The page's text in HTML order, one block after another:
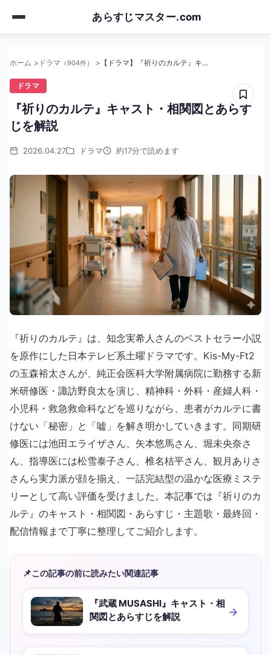
content
あらすじマスター.com
ホーム ドラマ （904件） 【ドラマ】『祈りのカルテ』キャスト・相関図とあらすじを解説
ドラマ
『祈りのカルテ』キャスト・相関図とあらす
じを解説
2026.04.27 ドラマ 約17分で読めます
『祈りのカルテ』は、知念実希人さんのベストセラー小説
を原作にした日本テレビ系土曜ドラマです。Kis-My-Ft2
の玉森裕太さんが、純正会医科大学附属病院に勤務する新
米研修医・諏訪野良太を演じ、精神科・外科・産婦人科・
小児科・救急救命科などを巡りながら、患者がカルテに書
けない「秘密」と「嘘」を解き明かしていきます。同期研
修医には池田エライザさん、矢本悠馬さん、堀未央奈さ
ん、指導医には松雪泰子さん、椎名桔平さん、観月ありさ
さんら実力派が顔を揃え、一話完結型の温かな医療ミステ
リーとして高い評価を受けました。本記事では『祈りのカ
ルテ』のキャスト・相関図・あらすじ・主題歌・最終回・
配信情報まで丁寧に整理してご紹介します。
📌この記事の前に読みたい関連記事
『武蔵 MUSASHI』キャスト・相
関図とあらすじを解説